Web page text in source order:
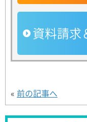
資料請求
« 前の記事へ